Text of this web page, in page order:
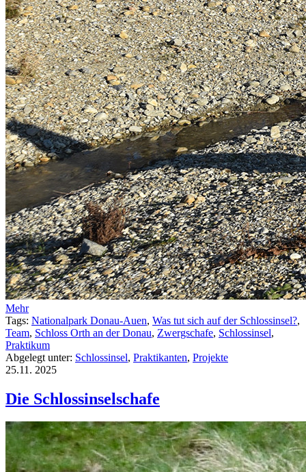
Mehr
Tags: Nationalpark Donau-Auen, Was tut sich auf der Schlossinsel?,
Team, Schloss Orth an der Donau, Zwergschafe, Schlossinsel,
Praktikum
Abgelegt unter: Schlossinsel, Praktikanten, Projekte
25.11. 2025
Die Schlossinselschafe